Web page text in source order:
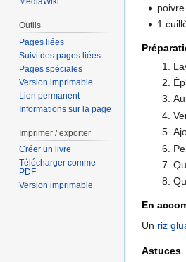
1
En
Un riz
Astuces
Outils
Pages liées
Suivi des pages liées
Pages spéciales
Version imprimable
Lien permanent
Informations sur la page
Imprimer / exporter
Créer un livre
Télécharger comme
PDF
Version imprimable